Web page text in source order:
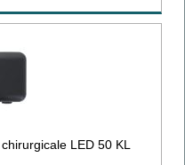
LED 50 KL